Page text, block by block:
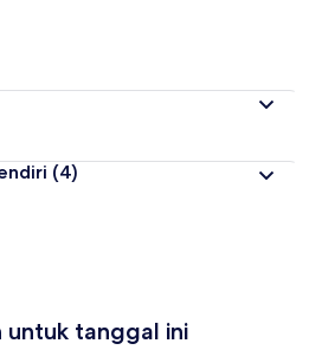
(4)
untuk tanggal ini